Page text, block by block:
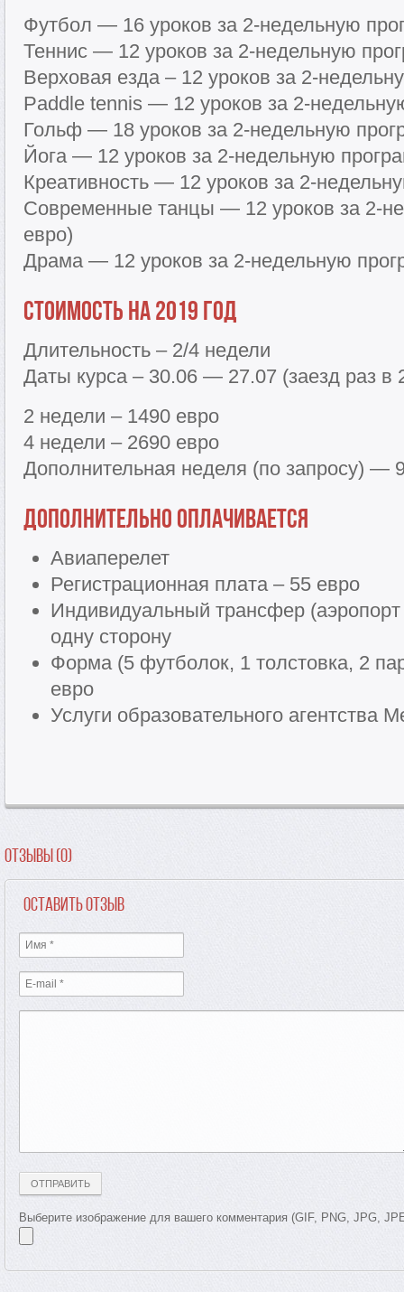
Футбол — 16 уроков за 2-недельную
Теннис — 12 уроков за 2-недельную
Верховая езда – 12 уроков за 2-
Paddle tennis — 12 уроков за 2-
Гольф — 18 уроков за 2-недельную
Йога — 12 уроков за 2-недельную
Креативность — 12 уроков за 2-
Современные танцы — 12 уроков за 2-
евро)
Драма — 12 уроков за 2-недельную
Стоимость на 2019 год
Длительность – 2/4 недели
Даты курса – 30.06 — 27.07 (заезд раз в
2 недели – 1490 евро
4 недели – 2690 евро
Дополнительная неделя (по запросу) —
Дополнительно оплачивается
Авиаперелет
Регистрационная плата – 55 евро
Индивидуальный трансфер
одну сторону
Форма (5 футболок, 1 толстовка, 2
евро
Услуги образовательного агентства
Отзывы (0)
Оставить отзыв
Выберите изображение для вашего комментария (GIF, PNG, JPG,